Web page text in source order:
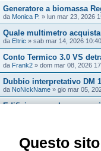
Generatore a biomassa
da Monica P. » lun mar 23, 2026
Quale multimetro
da Eltric » sab mar 14, 2026 10:40
Conto Termico 3.0 VS
da Frank2 » dom mar 08, 2026
Dubbio interpretativo DM
da NoNickName » gio mar 05,
Edificio con sala
Andrew1970 mar feb 24,
Questo